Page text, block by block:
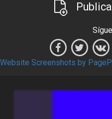
Website Screenshots by